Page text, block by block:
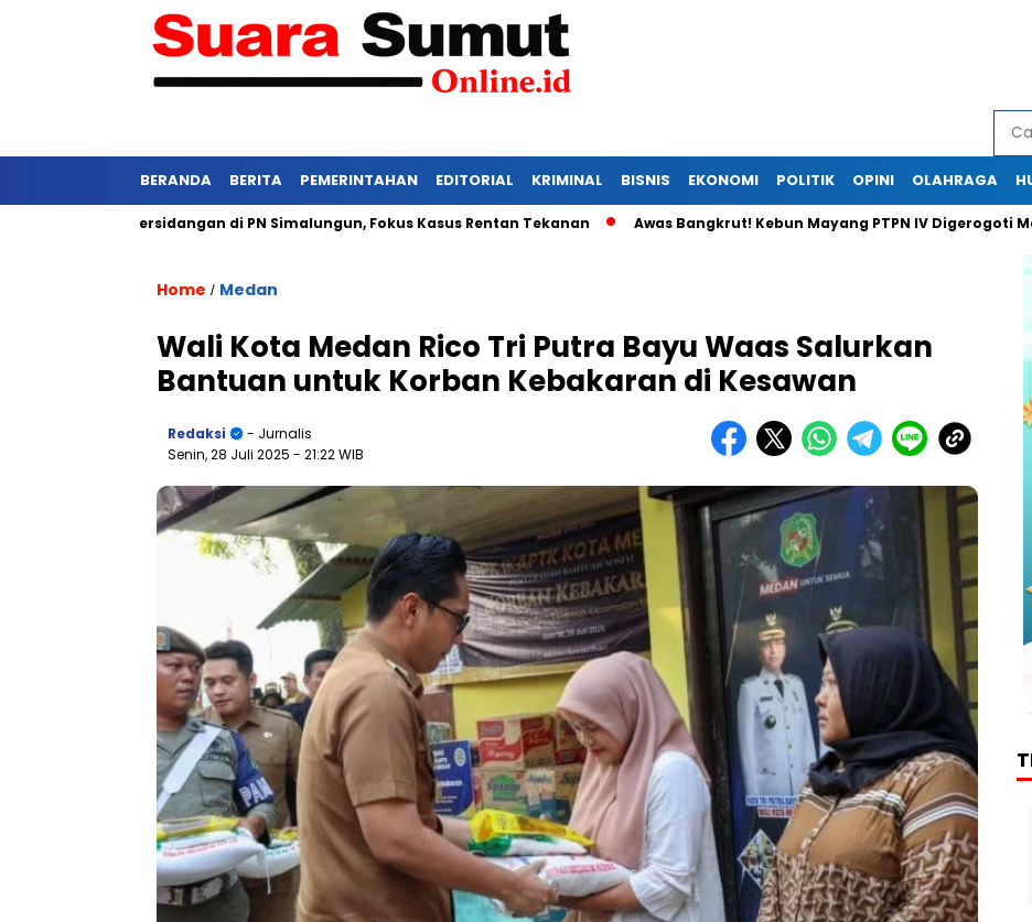
BERANDA BERITA PEMERINTAHAN EDITORIAL KRIMINAL BISNIS EKONOMI POLITIK OPINI OLAHRAGA
Ketat Persidangan di PN Simalungun, Fokus Kasus Rentan Tekanan Awas Bangkrut! Kebun Mayang PTPN IV Digerogoti Maling,
Home / Medan
Wali Kota Medan Rico Tri Putra Bayu Waas Salurkan
Bantuan untuk Korban Kebakaran di Kesawan
Redaksi
- Jurnalis
Senin, 28 Juli 2025 - 21:22 WIB